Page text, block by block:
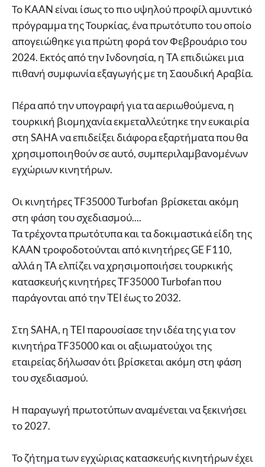
Το KAAN είναι ίσως το πιο υψηλού προφίλ αμυντικό
πρόγραμμα της Τουρκίας, ένα πρωτότυπο του οποίο
απογειώθηκε για πρώτη φορά τον Φεβρουάριο του
2024. Εκτός από την Ινδονησία, η TA επιδιώκει μια
πιθανή συμφωνία εξαγωγής με τη Σαουδική Αραβία.
Πέρα από την υπογραφή για τα αεριωθούμενα, η
τουρκική βιομηχανία εκμεταλλεύτηκε την ευκαιρία
στη SAHA να επιδείξει διάφορα εξαρτήματα που θα
χρησιμοποιηθούν σε αυτό, συμπεριλαμβανομένων
εγχώριων κινητήρων.
Οι κινητήρες TF35000 Turbofan βρίσκεται ακόμη
στη φάση του σχεδιασμού....
Τα τρέχοντα πρωτότυπα και τα δοκιμαστικά είδη της
KAAN τροφοδοτούνται από κινητήρες GE F110,
αλλά η TA ελπίζει να χρησιμοποιήσει τουρκικής
κατασκευής κινητήρες TF35000 Turbofan που
παράγονται από την TEI έως το 2032.
Στη SAHA, η TEI παρουσίασε την ιδέα της για τον
κινητήρα TF35000 και οι αξιωματούχοι της
εταιρείας δήλωσαν ότι βρίσκεται ακόμη στη φάση
του σχεδιασμού.
Η παραγωγή πρωτοτύπων αναμένεται να ξεκινήσει
το 2027.
Το ζήτημα των εγχώριας κατασκευής κινητήρων έχει